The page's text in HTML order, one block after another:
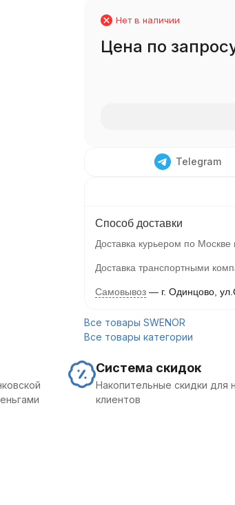
Нет в наличии
Цена по
Telegram
Способ доставки
Доставка курьером по Москве
Доставка транспортными
Самовывоз г. Одинцово,
Все товары SWENOR
Все товары категории
Система скидок
Накопительные скидки для
клиентов